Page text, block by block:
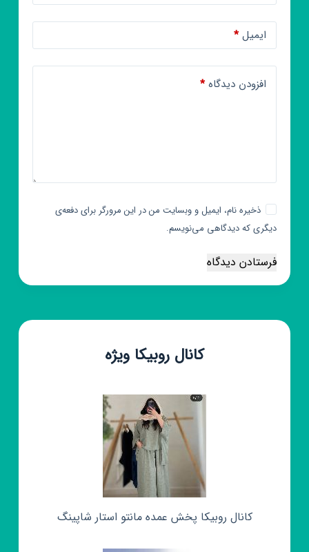
ایمیل*
افزودن دیدگاه*
ذخیره نام، ایمیل و وبسایت من در این مرورگر برای دفعه‌ی
دیگری که دیدگاهی می‌نویسم.
فرستادن دیدگاه
کانال روبیکا ویژه
کانال روبیکا پخش عمده مانتو استار شاپینگ